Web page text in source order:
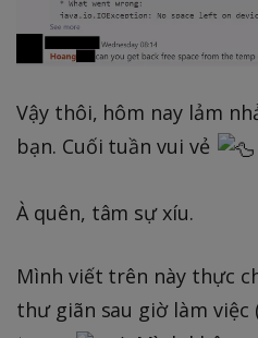
Vậy thôi, hôm nay lảm
bạn. Cuối tuần vui vẻ
À quên, tâm sự xíu.
Mình viết trên này thực
thư giãn sau giờ làm việc